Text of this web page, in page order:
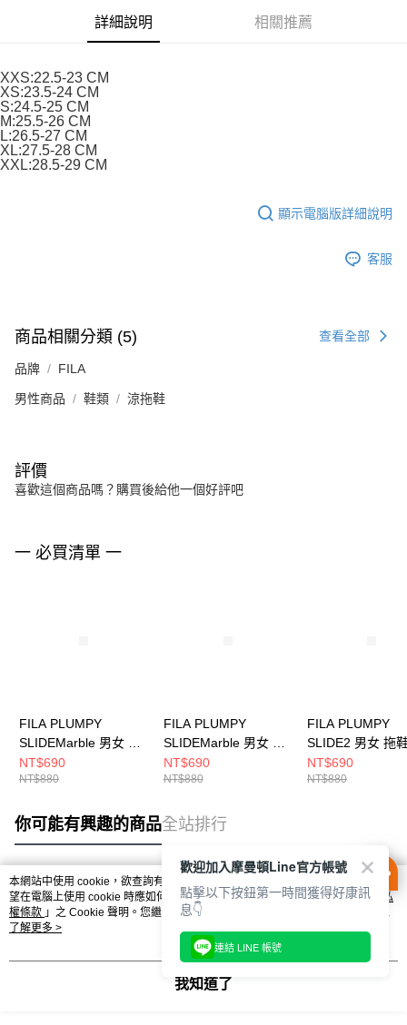
詳細說明 相關推薦
XXS:22.5-23 CM
XS:23.5-24 CM
S:24.5-25 CM
M:25.5-26 CM
L:26.5-27 CM
XL:27.5-28 CM
XXL:28.5-29 CM
顯示電腦版詳細說明
客服
商品相關分類 (5) 查看全部
品牌 FILA
男性商品 鞋類 涼拖鞋
評價
喜歡這個商品嗎？購買後給他一個好評吧
一 必買清單 一
FILA PLUMPY
SLIDEMarble 男女 拖
鞋 4-S934Y-333
NT$690
NT$880
FILA PLUMPY
SLIDEMarble 男女 拖
鞋 4-S934Y-555
NT$690
NT$880
FILA PLUMPY
SLIDE2 男女 拖
S334Y-555
NT$690
NT$880
你可能有興趣的商品全站排行
熱門標籤
本網站中使用 cookie，欲查詢有關本網站使用 cookie 方式之詳情，及若您不希
望在電腦上使用 cookie 時應如何變更電腦的 cookie 設定，請參閱本網站「
隱私
權條款 」之 Cookie 聲明。您繼續使用本網站即表示您同意本公司得按本網站使
用條款之 Cookie 聲明使用 cookie。
了解更多 >
我知道了
歡迎加入摩曼頓Line官方帳號
點擊以下按鈕第一時間獲得好康訊
息👇
連結 LINE 帳號